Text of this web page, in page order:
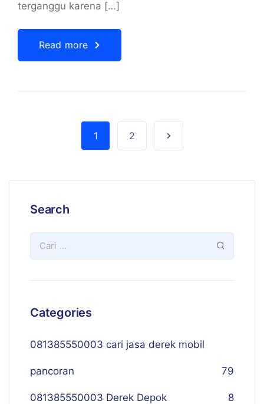
terganggu karena […]
Read more
1 2
Search
Categories
081385550003 cari jasa derek mobil
pancoran 79
081385550003 Derek Depok 8